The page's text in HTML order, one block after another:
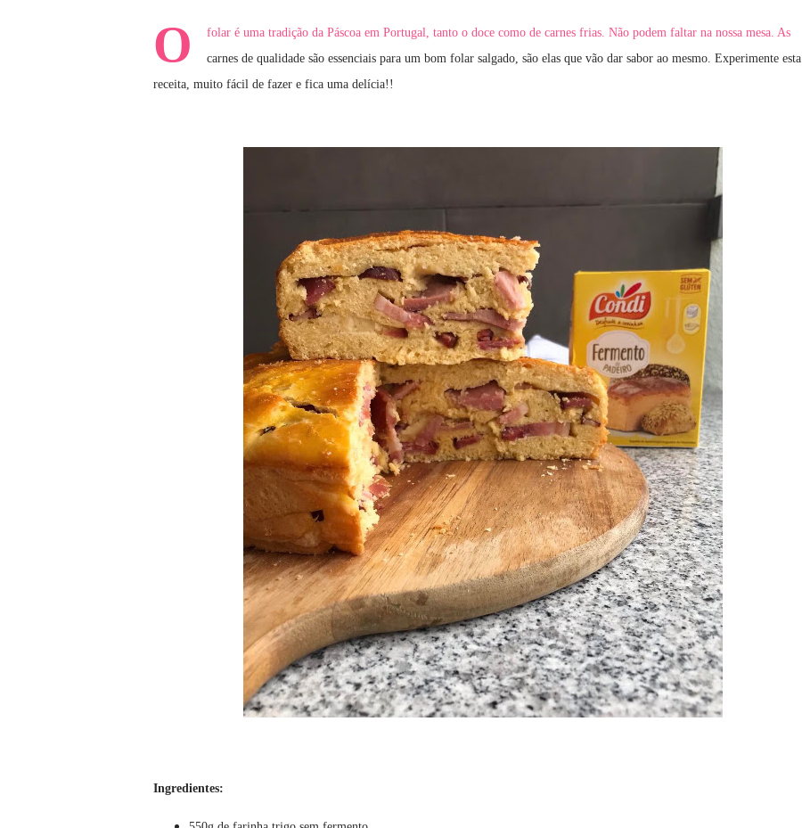
O
folar é uma tradição da Páscoa em Portugal, tanto o doce como de carnes frias. Não podem faltar na nossa mesa. As
carnes de qualidade são essenciais para um bom folar salgado, são elas que vão dar sabor ao mesmo. Experimente esta
receita, muito fácil de fazer e fica uma delícia!!
Ingredientes: